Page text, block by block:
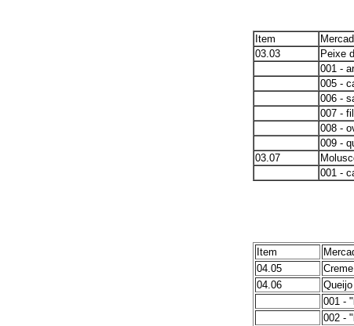
Item
03.03
Peixe
001 -
005 -
006 -
007 -
008 -
009 -
03.07
001 -
Item
04.05
04.06
Queijo
001 -
002 -